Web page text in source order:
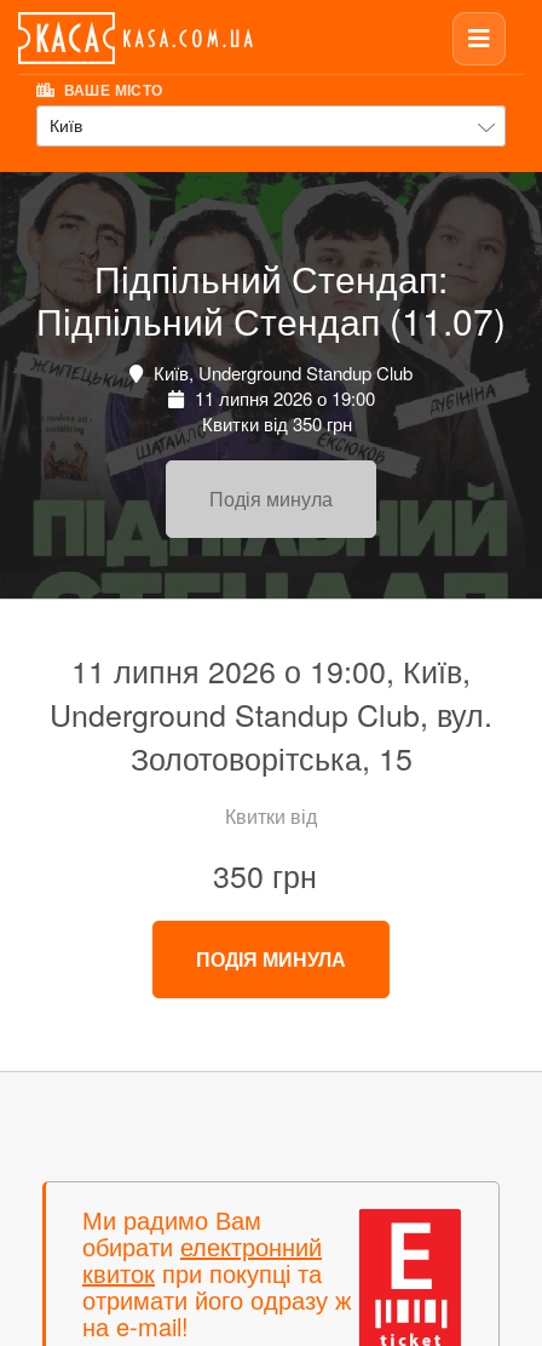
ВАШЕ МІСТО
Київ
Підпільний Стендап:
Підпільний Стендап (11.07)
Київ, Underground Standup Club
11 липня 2026 о 19:00
Квитки від 350 грн
Подія минула
11 липня 2026 о 19:00, Київ,
Underground Standup Club, вул.
Золотоворітська, 15
Квитки від
350 грн
ПОДІЯ МИНУЛА
Ми радимо Вам
обирати електронний
квиток при покупці та
отримати його одразу ж
на e-mail!